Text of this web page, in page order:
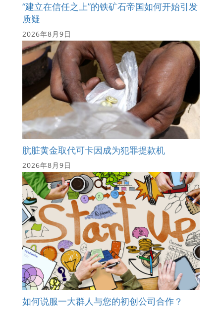
“建立在信任之上”的铁矿石帝国如何开始引发
质疑
2026年8月9日
肮脏黄金取代可卡因成为犯罪提款机
2026年8月9日
如何说服一大群人与您的初创公司合作？